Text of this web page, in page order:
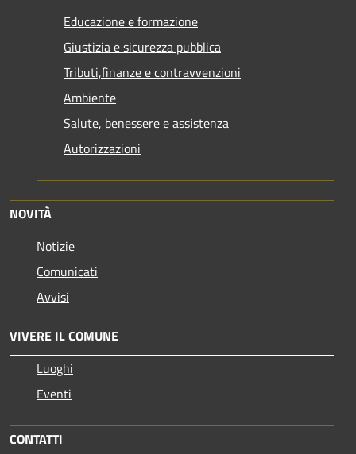
Educazione e formazione
Giustizia e sicurezza pubblica
Tributi,finanze e contravvenzioni
Ambiente
Salute, benessere e assistenza
Autorizzazioni
NOVITÀ
Notizie
Comunicati
Avvisi
VIVERE IL COMUNE
Luoghi
Eventi
CONTATTI